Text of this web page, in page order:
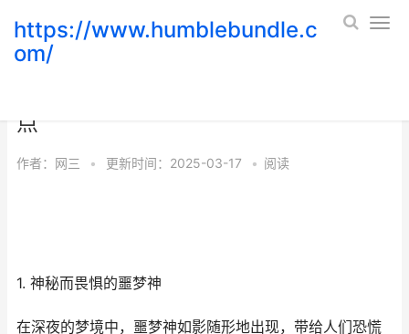
https://www.humblebundle.c
om/
点
作者： 网三 • 更新时间：2025-03-17 • 阅读
1. 神秘而畏惧的噩梦神
在深夜的梦境中，噩梦神如影随形地出现，带给人们恐慌